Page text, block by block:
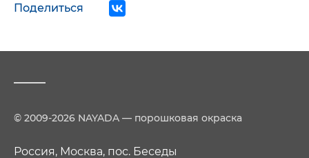
Поделиться
© 2009-2026 NAYADA — порошковая окраска
Россия, Москва, пос. Беседы